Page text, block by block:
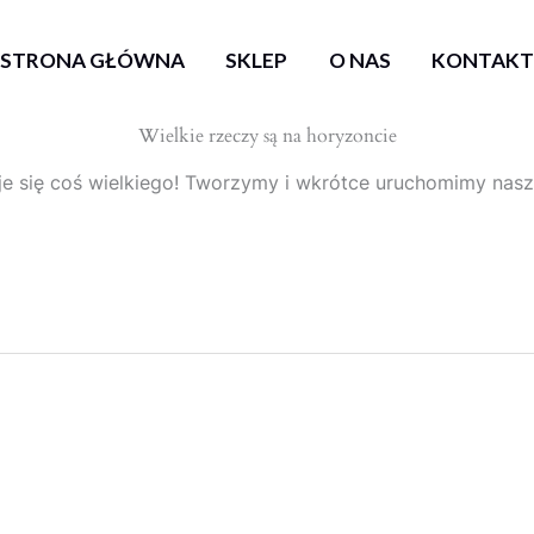
STRONA GŁÓWNA SKLEP O NAS KONTAKT
Wielkie rzeczy są na horyzoncie
się coś wielkiego! Tworzymy i wkrótce uruchomimy